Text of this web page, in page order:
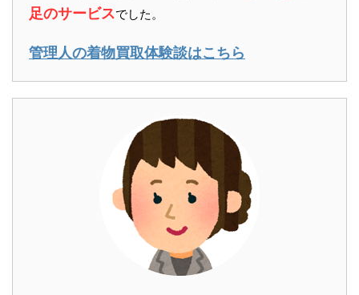
足のサービスでした。
管理人の着物買取体験談はこちら